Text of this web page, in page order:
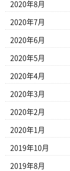
2020年8月
2020年7月
2020年6月
2020年5月
2020年4月
2020年3月
2020年2月
2020年1月
2019年10月
2019年8月